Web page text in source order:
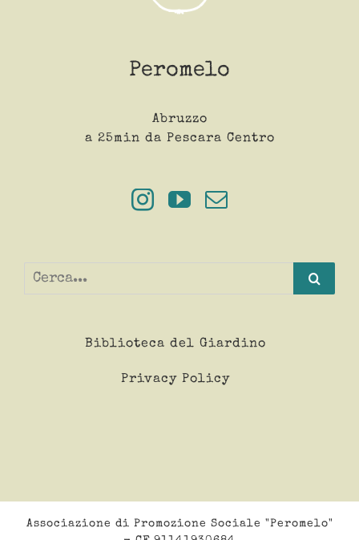
Peromelo
Abruzzo
a 25min da Pescara Centro
Cerca
Biblioteca del Giardino
Privacy Policy
Associazione di Promozione Sociale "Peromelo"